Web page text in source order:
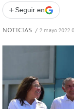
+ Seguir en
NOTICIAS / 2 mayo 2022